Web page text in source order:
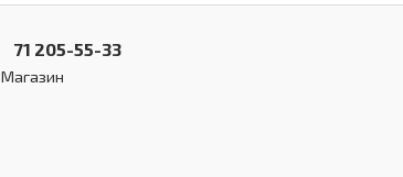
71 205-55-33
Магазин